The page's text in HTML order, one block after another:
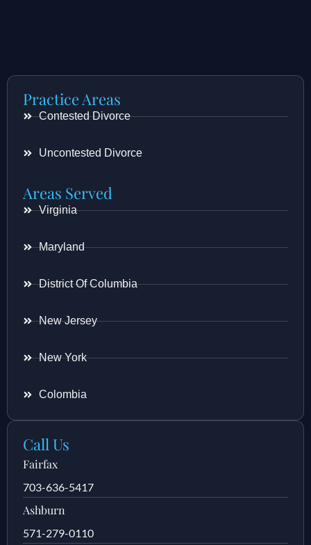
Practice Areas
Contested Divorce
Uncontested Divorce
Areas Served
Virginia
Maryland
District Of Columbia
New Jersey
New York
Colombia
Call Us
Fairfax
703-636-5417
Ashburn
571-279-0110